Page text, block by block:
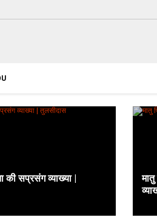
की सप्रसंग व्याख्या |